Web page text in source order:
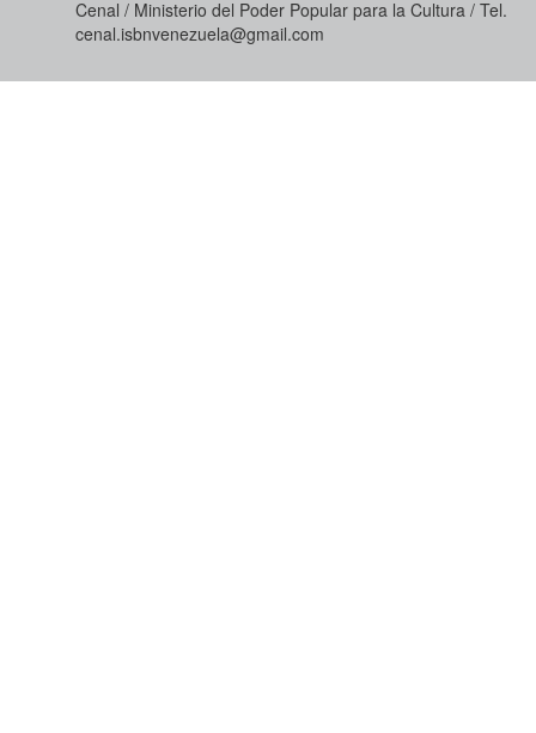
Cenal / Ministerio del Poder Popular para la Cultura / Tel.
cenal.isbnvenezuela@gmail.com